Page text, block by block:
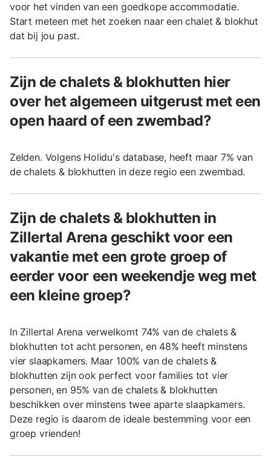
voor het vinden van een goedkope accommodatie.
Start meteen met het zoeken naar een chalet & blokhut
dat bij jou past.
Zijn de chalets & blokhutten hier
over het algemeen uitgerust met een
open haard of een zwembad?
Zelden. Volgens Holidu's database, heeft maar 7% van
de chalets & blokhutten in deze regio een zwembad.
Zijn de chalets & blokhutten in
Zillertal Arena geschikt voor een
vakantie met een grote groep of
eerder voor een weekendje weg met
een kleine groep?
In Zillertal Arena verwelkomt 74% van de chalets &
blokhutten tot acht personen, en 48% heeft minstens
vier slaapkamers. Maar 100% van de chalets &
blokhutten zijn ook perfect voor families tot vier
personen, en 95% van de chalets & blokhutten
beschikken over minstens twee aparte slaapkamers.
Deze regio is daarom de ideale bestemming voor een
groep vrienden!